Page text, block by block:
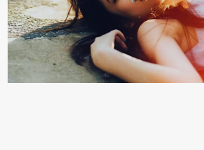
già nua. Đến cả những cuộc hẹn của người
nhận. Ai cũng cho rằng, Mak là người bất
có chút gì để đời, con cái thì hờ hững ʟãng
ngày ông từ giã cuộc sống ngay chính n...